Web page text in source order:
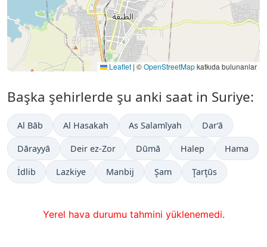
Leaflet | ©OpenStreetMapkatkıda bulunanlar
Başka şehirlerde şu anki saat in Suriye:
Al Bāb Al Hasakah As Salamīyah Dar‘ā
Dārayyā Deir ez-Zor Dūmā Halep Hama
İdlib Lazkiye Manbij Şam Ţarţūs
Yerel hava durumu tahmini yüklenemedi.